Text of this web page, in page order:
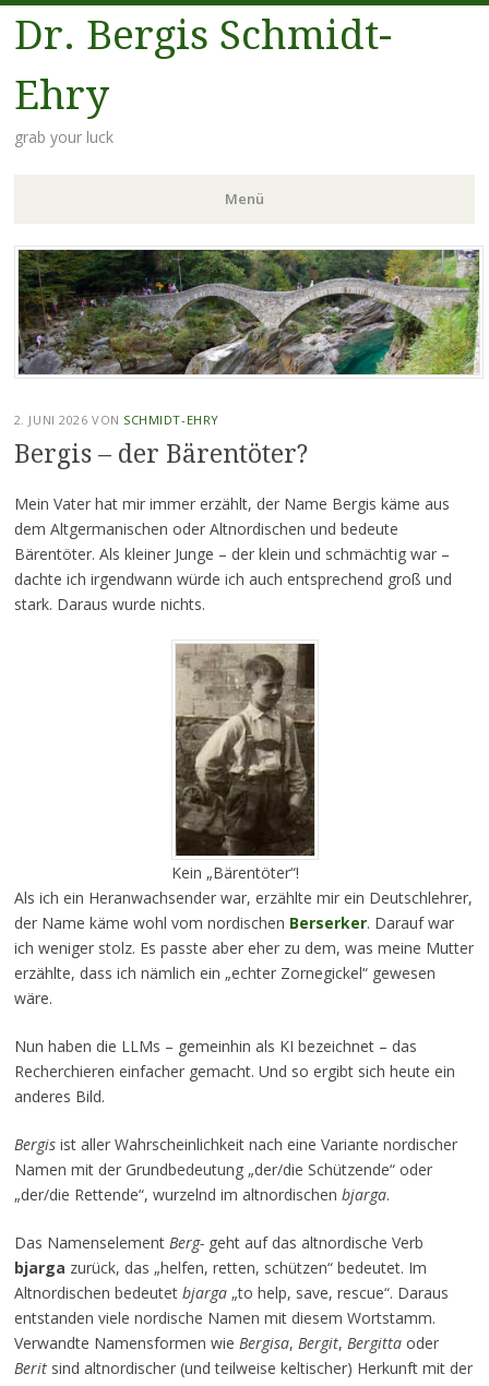
Dr. Bergis Schmidt-
Ehry
grab your luck
Menü
Zum
Inhalt
springen
2. JUNI 2026 VON SCHMIDT-EHRY
Bergis – der Bärentöter?
Mein Vater hat mir immer erzählt, der Name Bergis käme aus
dem Altgermanischen oder Altnordischen und bedeute
Bärentöter. Als kleiner Junge – der klein und schmächtig war –
dachte ich irgendwann würde ich auch entsprechend groß und
stark. Daraus wurde nichts.
Kein „Bärentöter“!
Als ich ein Heranwachsender war, erzählte mir ein Deutschlehrer,
der Name käme wohl vom nordischen Berserker. Darauf war
ich weniger stolz. Es passte aber eher zu dem, was meine Mutter
erzählte, dass ich nämlich ein „echter Zornegickel“ gewesen
wäre.
Nun haben die LLMs – gemeinhin als KI bezeichnet – das
Recherchieren einfacher gemacht. Und so ergibt sich heute ein
anderes Bild.
Bergisist aller Wahrscheinlichkeit nach eine Variante nordischer
Namen mit der Grundbedeutung „der/die Schützende“ oder
„der/die Rettende“, wurzelnd im altnordischen bjarga.
Das Namenselement Berg-geht auf das altnordische Verb
bjarga zurück, das „helfen, retten, schützen“ bedeutet. Im
Altnordischen bedeutet bjarga„to help, save, rescue“. Daraus
entstanden viele nordische Namen mit diesem Wortstamm.
Verwandte Namensformen wie Bergisa, Bergit, Bergittaoder
Beritsind altnordischer (und teilweise keltischer) Herkunft mit der